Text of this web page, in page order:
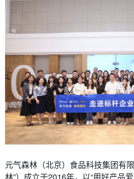
元气森林（北京）食品科技集团有